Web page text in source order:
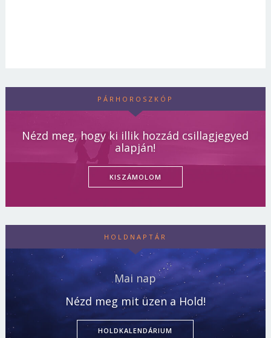
PÁRHOROSZKÓP
Nézd meg, hogy ki illik hozzád csillagjegyed
alapján!
KISZÁMOLOM
HOLDNAPTÁR
Mai nap
Nézd meg mit üzen a Hold!
HOLDKALENDÁRIUM